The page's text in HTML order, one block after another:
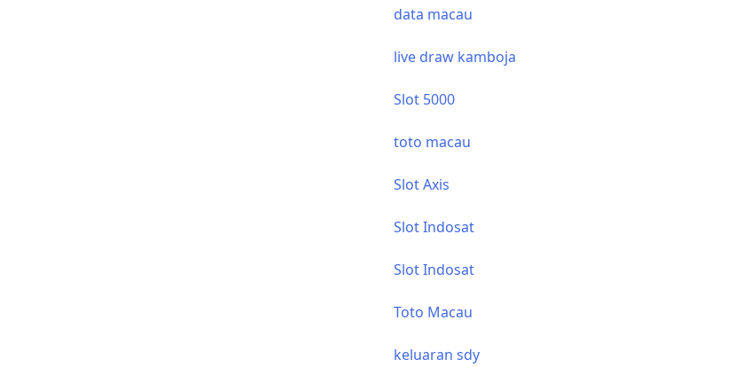
data macau
live draw kamboja
Slot 5000
toto macau
Slot Axis
Slot Indosat
Slot Indosat
Toto Macau
keluaran sdy